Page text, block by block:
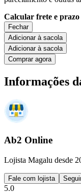
Calcular frete e prazo
Fechar
Adicionar à sacola
Adicionar à sacola
Comprar agora
Informações
Ab2 Online
Lojista Magalu desde
Fale com lojista
5.0